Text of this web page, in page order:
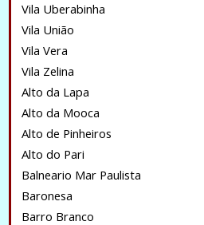
Vila Uberabinha
Vila União
Vila Vera
Vila Zelina
Alto da Lapa
Alto da Mooca
Alto de Pinheiros
Alto do Pari
Balneario Mar Paulista
Baronesa
Barro Branco